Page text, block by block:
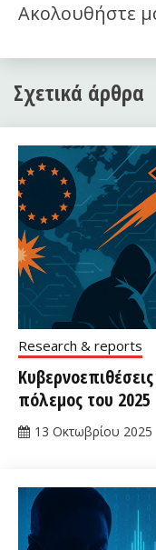
Ακολουθήστε
Σχετικά άρθρα
Research & reports
πόλεμος του 2025
13 Οκτωβρίου 2025